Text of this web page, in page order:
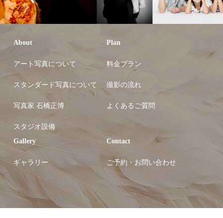
About
アート写真について
スタンダード写真について
写真家 石橋正博
スタジオ設備
Plan
料金プラン
撮影の流れ
よくあるご質問
Gallery
ギャラリー
Contact
ご予約・お問い合わせ